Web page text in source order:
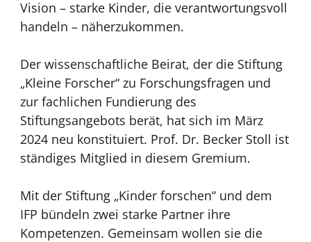
Vision – starke Kinder, die verantwortungsvoll
handeln – näherzukommen.
Der wissenschaftliche Beirat, der die Stiftung
„Kleine Forscher“ zu Forschungsfragen und
zur fachlichen Fundierung des
Stiftungsangebots berät, hat sich im März
2024 neu konstituiert. Prof. Dr. Becker Stoll ist
ständiges Mitglied in diesem Gremium.
Mit der Stiftung „Kinder forschen“ und dem
IFP bündeln zwei starke Partner ihre
Kompetenzen. Gemeinsam wollen sie die